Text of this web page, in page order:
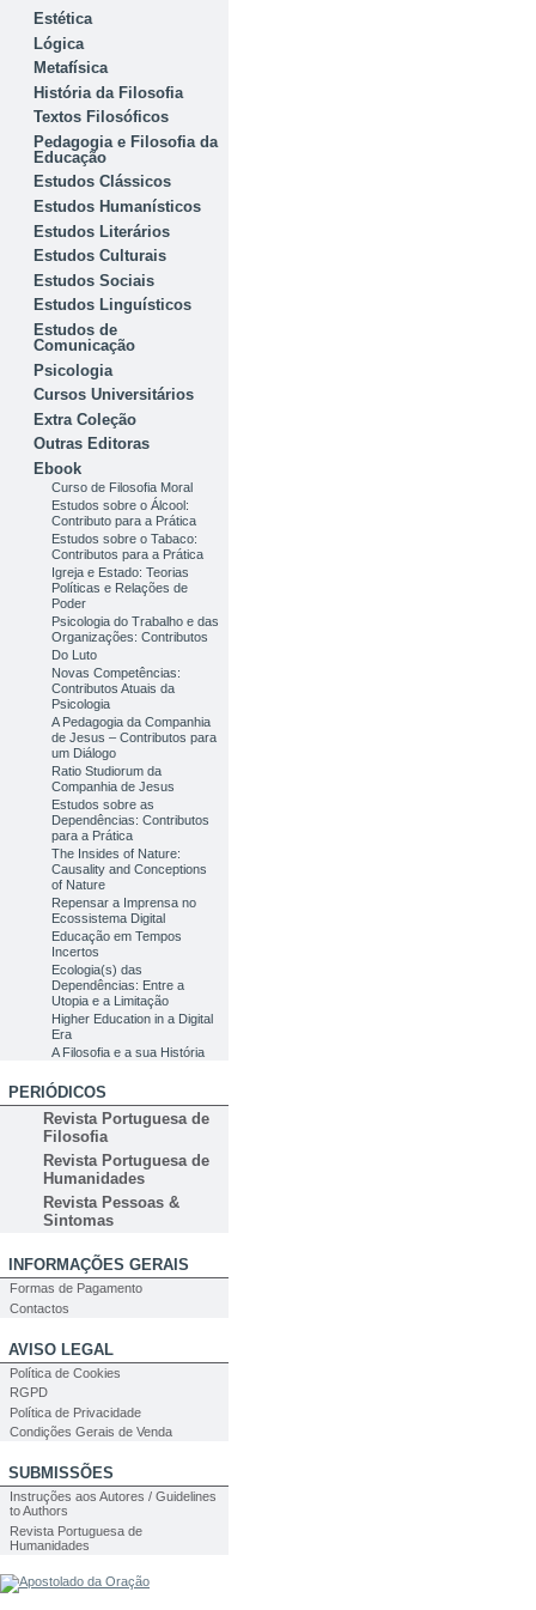
Estética
Lógica
Metafísica
História da Filosofia
Textos Filosóficos
Pedagogia e Filosofia da
Educação
Estudos Clássicos
Estudos Humanísticos
Estudos Literários
Estudos Culturais
Estudos Sociais
Estudos Linguísticos
Estudos de
Comunicação
Psicologia
Cursos Universitários
Extra Coleção
Outras Editoras
Ebook
Curso de Filosofia Moral
Estudos sobre o Álcool:
Contributo para a Prática
Estudos sobre o Tabaco:
Contributos para a Prática
Igreja e Estado: Teorias
Políticas e Relações de
Poder
Psicologia do Trabalho e das
Organizações: Contributos
Do Luto
Novas Competências:
Contributos Atuais da
Psicologia
A Pedagogia da Companhia
de Jesus – Contributos para
um Diálogo
Ratio Studiorum da
Companhia de Jesus
Estudos sobre as
Dependências: Contributos
para a Prática
The Insides of Nature:
Causality and Conceptions
of Nature
Repensar a Imprensa no
Ecossistema Digital
Educação em Tempos
Incertos
Ecologia(s) das
Dependências: Entre a
Utopia e a Limitação
Higher Education in a Digital
Era
A Filosofia e a sua História
PERIÓDICOS
Revista Portuguesa de
Filosofia
Revista Portuguesa de
Humanidades
Revista Pessoas &
Sintomas
INFORMAÇÕES GERAIS
Formas de Pagamento
Contactos
AVISO LEGAL
Política de Cookies
RGPD
Política de Privacidade
Condições Gerais de Venda
SUBMISSÕES
Instruções aos Autores / Guidelines
to Authors
Revista Portuguesa de
Humanidades